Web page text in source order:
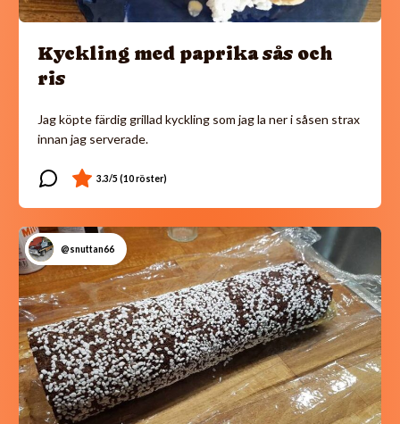
Kyckling med paprika sås och
ris
Jag köpte färdig grillad kyckling som jag la ner i såsen strax
innan jag serverade.
@snuttan66